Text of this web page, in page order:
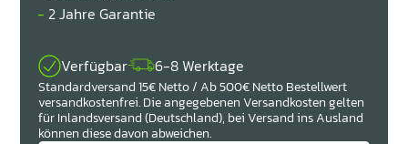
2 Jahre Garantie
Verfügbar 6-8 Werktage
Standardversand 15€ Netto / Ab 500€ Netto Bestellwert
versandkostenfrei. Die angegebenen Versandkosten gelten
für Inlandsversand (Deutschland), bei Versand ins Ausland
können diese davon abweichen.